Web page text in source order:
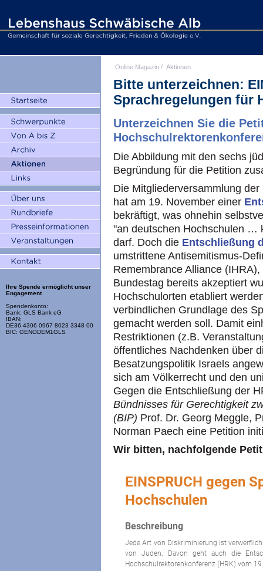
Ihre Spende ermöglicht unser
Engagement
Spendenkonto:
Bank: GLS Bank eG
IBAN:
DE36 4306 0967 8023 3348 00
BIC: GENODEM1GLS
Online Magazin / Aktionen
Bitte unterzeichnen:
Sprachregelungen für
Unterzeichnen Sie die
Die Abbildung mit den sechs
Begründung für die Petition
Die Mitgliederversammlung
hat am 19. November einer
bekräftigt, was ohnehin
"an deutschen Hochschulen …
darf. Doch die Entschließung
umstrittene Antisemitismus-
Remembrance Alliance
Bundestag bereits akzeptiert
Hochschulorten etabliert
verbindlichen Grundlage des
gemacht werden soll. Damit
Restriktionen (z.B.
öffentliches Nachdenken über
Besatzungspolitik Israels
sich am Völkerrecht und den
Gegen die Entschließung der
Bündnisses für Gerechtigkeit
(BIP) Prof. Dr. Georg Meggle,
Norman Paech eine Petition
Wir bitten, nachfolgende